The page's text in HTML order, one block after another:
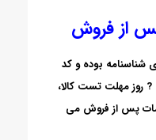
از فروش
شناسنامه بوده و کد
روز مهلت تست کالا،
پس از فروش می